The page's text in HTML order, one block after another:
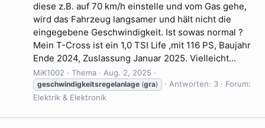
diese z.B. auf 70 km/h einstelle und vom Gas gehe,
wird das Fahrzeug langsamer und hält nicht die
eingegebene Geschwindigkeit. Ist sowas normal ?
Mein T-Cross ist ein 1,0 TSI Life ,mit 116 PS, Baujahr
Ende 2024, Zuslassung Januar 2025. Vielleicht...
MiK1002 Thema Aug. 2, 2025
geschwindigkeitsregelanlage (gra) Antworten: 3
Forum:
Elektrik & Elektronik